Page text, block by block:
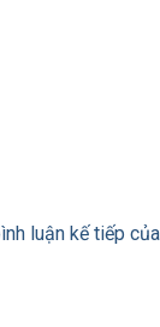
luận kế tiếp